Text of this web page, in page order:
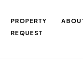
PROPERTY
REQUEST